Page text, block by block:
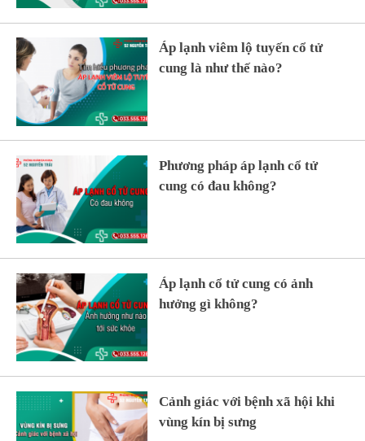
Áp lạnh viêm lộ tuyến cổ tử
cung là như thế nào?
Phương pháp áp lạnh cổ tử
cung có đau không?
Áp lạnh cổ tử cung có ảnh
hưởng gì không?
Cảnh giác với bệnh xã hội khi
vùng kín bị sưng